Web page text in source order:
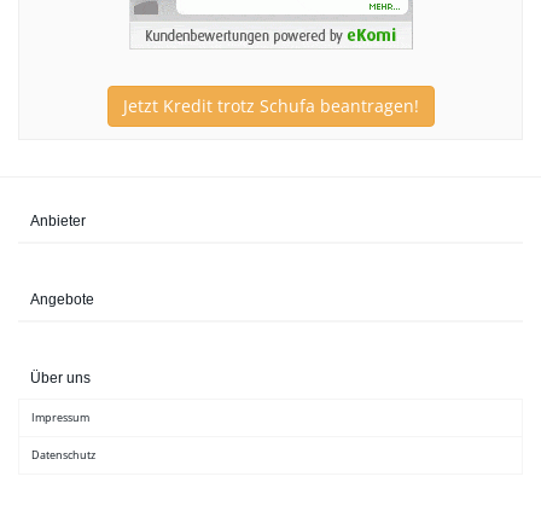
Jetzt Kredit trotz Schufa beantragen!
Anbieter
Angebote
Über uns
Impressum
Datenschutz